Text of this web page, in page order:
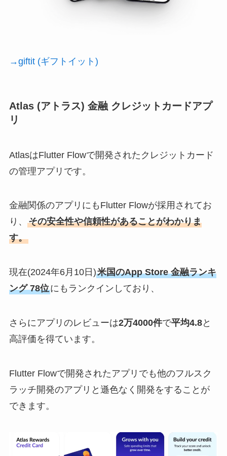
→giftit (ギフトイット)
Atlas (アトラス) 金融 クレジットカードアプ
リ
AtlasはFlutter Flowで開発されたクレジットカード
の管理アプリです。
金融関係のアプリにもFlutter Flowが採用されてお
り、 その安全性や信頼性があることがわかりま
す。
現在(2024年6月10日)米国のApp Store 金融ランキ
ング 78位にもランクインしており、
さらにアプリのレビューは2万4000件で平均4.8と
高評価を得ています。
Flutter Flowで開発されたアプリでも他のフルスク
ラッチ開発のアプリと遜色なく開発をすることが
できます。